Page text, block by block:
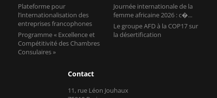
Plateforme pour
l’internationalisation des
entreprises francophones
Programme « Excellence et
Compétitivité des Chambres
Consulaires »
Journée internationale de la
femme africaine 2026 : c�...
Le groupe AFD à la COP17 sur
la désertification
Contact
11, rue Léon Jouhaux